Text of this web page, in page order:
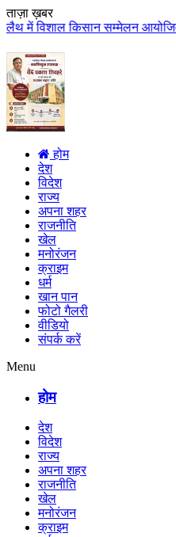
ताज़ा ख़बर
आयोजित लगभग 87.21
होम
देश
विदेश
राज्य
अपना शहर
राजनीति
खेल
मनोरंजन
क्राइम
धर्म
खान पान
फोटो गैलरी
वीडियो
संपर्क करें
Menu
होम
देश
विदेश
राज्य
अपना शहर
राजनीति
खेल
मनोरंजन
क्राइम